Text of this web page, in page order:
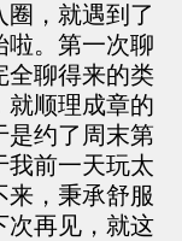
圈，就遇到了
啦。第一次聊
全聊得来的类
就顺理成章的
是约了周末第
我前一天玩太
来，秉承舒服
次再见，就这